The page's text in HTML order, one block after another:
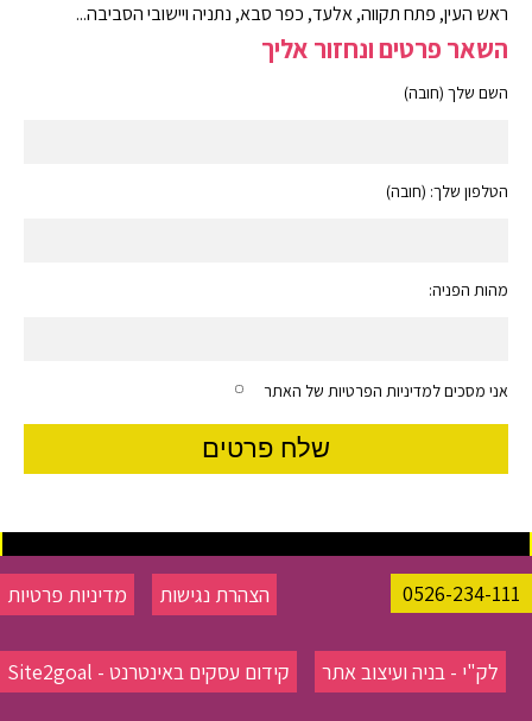
ראש העין, פתח תקווה, אלעד, כפר סבא, נתניה ויישובי הסביבה...
השאר פרטים ונחזור אליך
השם שלך (חובה)
הטלפון שלך: (חובה)
מהות הפניה:
אני מסכים למדיניות הפרטיות של האתר
0526-234-111 מדיניות פרטיות הצהרת נגישות
קידום עסקים באינטרנט - Site2goal לק"י - בניה ועיצוב אתר